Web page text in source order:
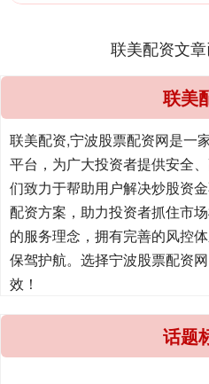
联美配资文
联美
联美配资,宁波股票配资网是一
平台，为广大投资者提供安全
们致力于帮助用户解决炒股资
配资方案，助力投资者抓住市
的服务理念，拥有完善的风控
保驾护航。选择宁波股票配资
效！
话题